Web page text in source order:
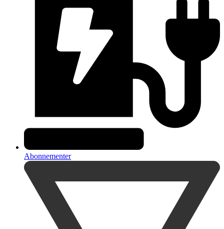
Abonnementer